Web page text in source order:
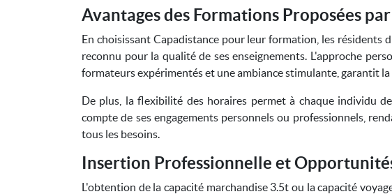
Avantages des Formations Proposées
En choisissant Capadistance pour leur formation, les
reconnu pour la qualité de ses enseignements. L'approche
formateurs expérimentés et une ambiance stimulante, garantit
De plus, la flexibilité des horaires permet à chaque individu
compte de ses engagements personnels ou professionnels,
tous les besoins.
Insertion Professionnelle et
L'obtention de la capacité marchandise 3.5t ou la capacité